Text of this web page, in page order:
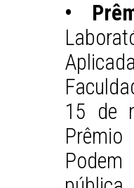
•
15 de